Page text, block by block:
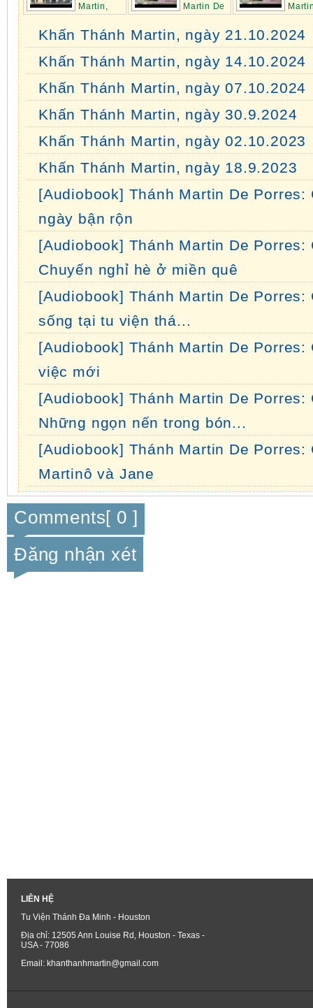
Martin,
Martin De
Khấn Thánh Martin, ngày 21.10.2024
Khấn Thánh Martin, ngày 14.10.2024
Khấn Thánh Martin, ngày 07.10.2024
Khấn Thánh Martin, ngày 30.9.2024
Khấn Thánh Martin, ngày 02.10.2023
Khấn Thánh Martin, ngày 18.9.2023
[Audiobook] Thánh Martin De
ngày bận rộn
[Audiobook] Thánh Martin De Porres:
Chuyến nghỉ hè ở miền quê
[Audiobook] Thánh Martin De
sống tại tu viện thá...
[Audiobook] Thánh Martin De
việc mới
[Audiobook] Thánh Martin De Porres:
Những ngọn nến trong bón...
[Audiobook] Thánh Martin De
Martinô và Jane
Comments[ 0 ]
Đăng nhận xét
LIÊN HỆ
Tu Viện Thánh Đa Minh - Houston
Địa chỉ: 12505 Ann Louise Rd, Houston - Texas -
USA - 77086
Email: khanthanhmartin@gmail.com